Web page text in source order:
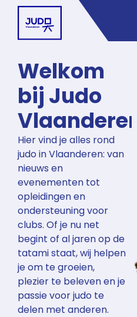
Welkom
bij Judo
Vlaanderen
Hier vind je alles rond
judo in Vlaanderen: van
nieuws en
evenementen tot
opleidingen en
ondersteuning voor
clubs. Of je nu net
begint of al jaren op de
tatami staat, wij helpen
je om te groeien,
plezier te beleven en je
passie voor judo te
delen met anderen.